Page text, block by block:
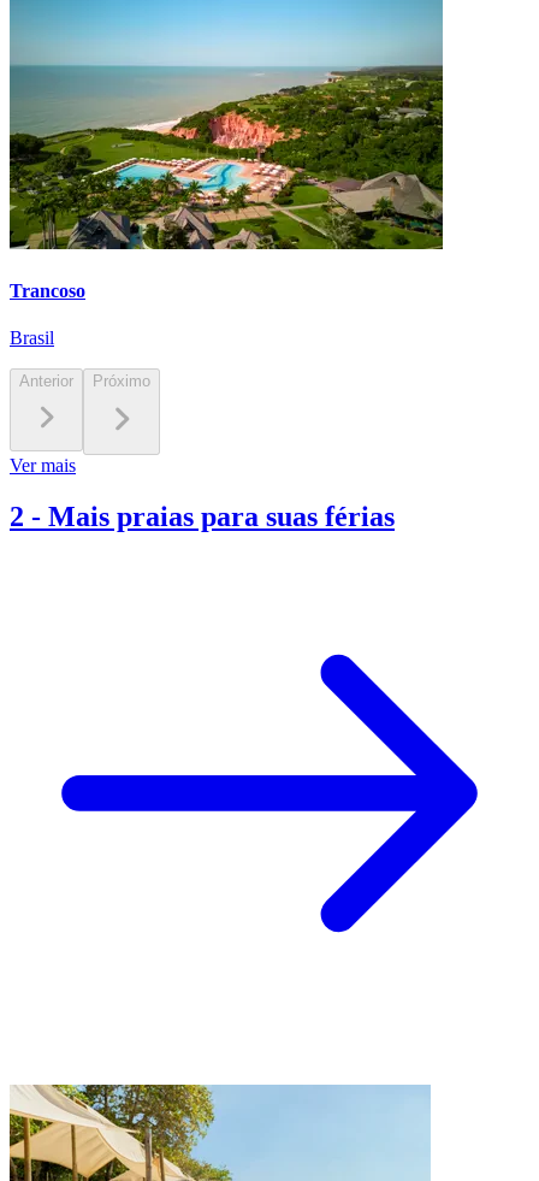
Trancoso
Brasil
Anterior Próximo
Ver mais
2 - Mais praias para suas férias